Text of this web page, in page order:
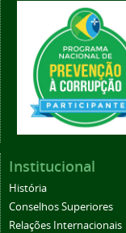
Institucional
História
Conselhos Superiores
Relações Internacionais